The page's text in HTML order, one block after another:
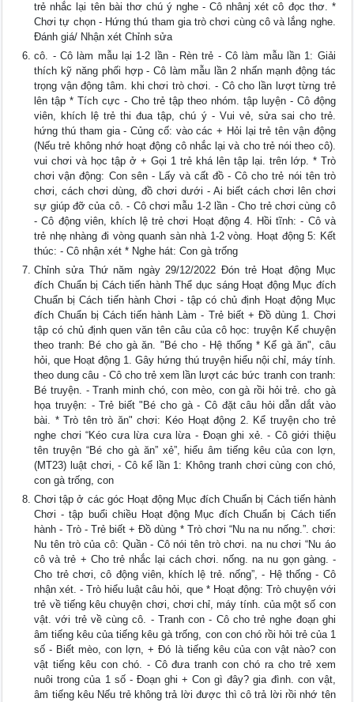
trẻ nhắc lại tên bài thơ chú ý nghe - Cô nhânj xét cô đọc thơ. *
Chơi tự chọn - Hứng thú tham gia trò chơi cùng cô và lắng nghe.
Đánh giá/ Nhận xét Chỉnh sửa
cô. - Cô làm mẫu lại 1-2 lần - Rèn trẻ - Cô làm mẫu lần 1: Giải
thích kỹ năng phối hợp - Cô làm mẫu lần 2 nhấn mạnh động tác
trọng vận động tâm. khi chơi trò chơi. - Cô cho lần lượt từng trẻ
lên tập * Tích cực - Cho trẻ tập theo nhóm. tập luyện - Cô động
viên, khích lệ trẻ thi đua tập, chú ý - Vui vẻ, sửa sai cho trẻ.
hứng thú tham gia - Củng cố: vào các + Hỏi lại trẻ tên vận động
(Nếu trẻ không nhớ hoạt động cô nhắc lại và cho trẻ nói theo cô).
vui chơi và học tập ở + Gọi 1 trẻ khá lên tập lại. trên lớp. * Trò
chơi vận động: Con sên - Lấy và cất đồ - Cô cho trẻ nói tên trò
chơi, cách chơi dùng, đồ chơi dưới - Ai biết cách chơi lên chơi
sự giúp đỡ của cô. - Cô chơi mẫu 1-2 lần - Cho trẻ chơi cùng cô
- Cô động viên, khích lệ trẻ chơi Hoạt động 4. Hồi tĩnh: - Cô và
trẻ nhẹ nhàng đi vòng quanh sàn nhà 1-2 vòng. Hoạt động 5: Kết
thúc: - Cô nhận xét * Nghe hát: Con gà trống
Chỉnh sửa Thứ năm ngày 29/12/2022 Đón trẻ Hoạt động Mục
đích Chuẩn bị Cách tiến hành Thể dục sáng Hoạt động Mục đích
Chuẩn bị Cách tiến hành Chơi - tập có chủ định Hoạt động Mục
đích Chuẩn bị Cách tiến hành Làm - Trẻ biết + Đồ dùng 1. Chơi
tập có chủ định quen văn tên câu của cô học: truyện Kể chuyện
theo tranh: Bé cho gà ăn. "Bé cho - Hệ thống * Kể gà ăn", câu
hỏi, que Hoạt động 1. Gây hứng thú truyện hiểu nội chỉ, máy tính.
theo dung câu - Cô cho trẻ xem lần lượt các bức tranh con tranh:
Bé truyện. - Tranh minh chó, con mèo, con gà rồi hỏi trẻ. cho gà
họa truyện: - Trẻ biết "Bé cho gà - Cô đặt câu hỏi dẫn dắt vào
bài. * Trò tên trò ăn" chơi: Kéo Hoạt động 2. Kể truyện cho trẻ
nghe chơi “Kéo cưa lừa cưa lừa - Đoạn ghi xẻ. - Cô giới thiệu
tên truyện “Bé cho gà ăn” xẻ”, hiểu âm tiếng kêu của con lợn,
(MT23) luật chơi, - Cô kể lần 1: Không tranh chơi cùng con chó,
con gà trống, con
Chơi tập ở các góc Hoạt động Mục đích Chuẩn bị Cách tiến hành
Chơi - tập buổi chiều Hoạt động Mục đích Chuẩn bị Cách tiến
hành - Trò - Trẻ biết + Đồ dùng * Trò chơi “Nu na nu nống.”. chơi:
Nu tên trò của cô: Quần - Cô nói tên trò chơi. na nu chơi “Nu áo
cô và trẻ + Cho trẻ nhắc lại cách chơi. nống. na nu gọn gàng. -
Cho trẻ chơi, cô động viên, khích lệ trẻ. nống”, - Hệ thống - Cô
nhận xét. - Trò hiểu luật câu hỏi, que * Hoạt động: Trò chuyện với
trẻ về tiếng kêu chuyện chơi, chơi chỉ, máy tính. của một số con
vật. với trẻ về cùng cô. - Tranh con - Cô cho trẻ nghe đoạn ghi
âm tiếng kêu của tiếng kêu gà trống, con con chó rồi hỏi trẻ của 1
số - Biết mèo, con lợn, + Đó là tiếng kêu của con vật nào? con
vật tiếng kêu con chó. - Cô đưa tranh con chó ra cho trẻ xem
nuôi trong của 1 số - Đoạn ghi + Con gì đây? gia đình. con vật,
âm tiếng kêu Nếu trẻ không trả lời được thì cô trả lời rồi nhớ tên